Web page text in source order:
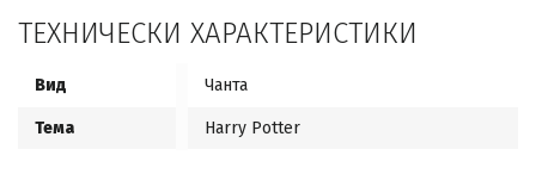
ТЕХНИЧЕСКИ ХАРАКТЕРИСТИКИ
Вид Чанта
Тема Harry Potter